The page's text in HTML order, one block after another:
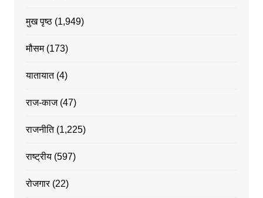
मुख पृष्ठ(1,949)
मौसम(173)
यातायात(4)
राज-काज(47)
राजनीति(1,225)
राष्ट्रीय(597)
रोजगार(22)